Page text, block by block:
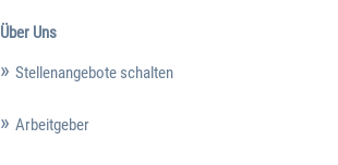
Über Uns
Stellenangebote schalten
Arbeitgeber